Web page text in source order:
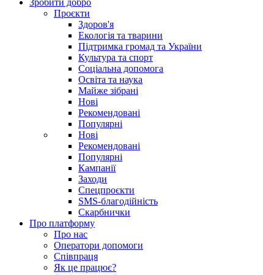
Зробити добро
Проєкти
Здоров'я
Екологія та тварини
Підтримка громад та України
Культура та спорт
Соціальна допомога
Освіта та наука
Майже зібрані
Нові
Рекомендовані
Популярні
Нові
Рекомендовані
Популярні
Кампанії
Заходи
Спецпроєкти
SMS-благодійність
Скарбнички
Про платформу
Про нас
Оператори допомоги
Співпраця
Як це працює?